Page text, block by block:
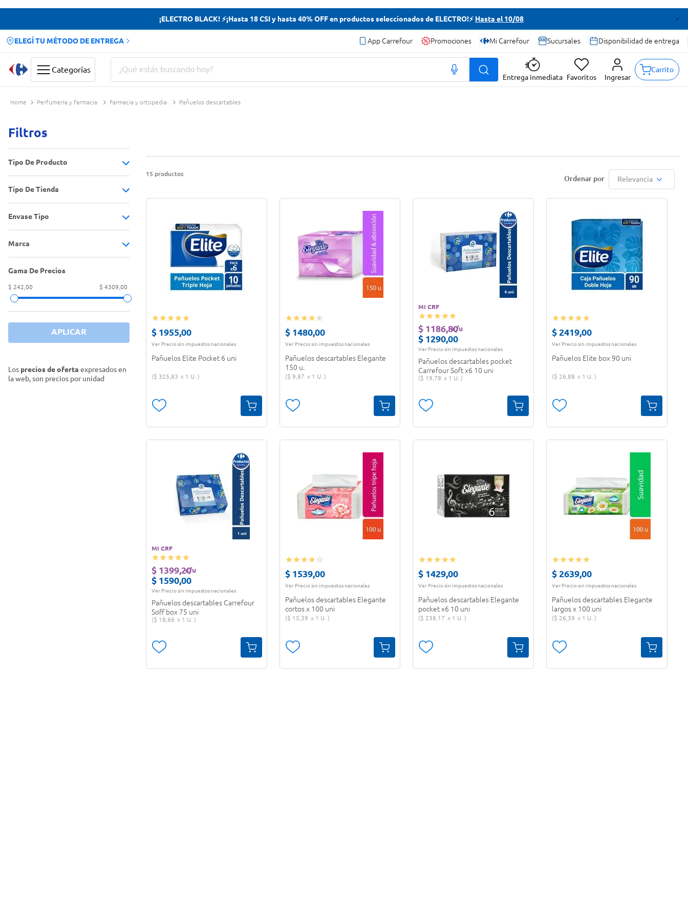
¡ELECTRO BLACK! ⚡¡Hasta 18 CSI y hasta 40% OFF en productos seleccionados de ELECTRO!⚡ Hasta el 10/08
ELEGÍ TU MÉTODO DE ENTREGA App Carrefour Promociones Mi Carrefour Sucursales Disponibilidad de entrega
Categorías
¿Qué estás buscando hoy?
Entrega inmediata Favoritos Ingresar
Carrito
Perfumería y farmacia Farmacia y ortopedia Pañuelos descartables
Filtros
Tipo De Producto
Pañuelos descartables
Tipo De Tienda
Tienda Carrefour
Envase Tipo
FLOW PACK
(
CAJA
ENVOLTORIO ( 1)
Marca
Carrefour(7)
Elegante
Elite(4)
Gama De Precios
$ 242,00 $ 4309,00
APLICAR
Los precios de oferta expresados en
la web, son precios por unidad
15 productos
Relevancia
$ 1955,00
Ver Precio sin impuestos nacionales
Pañuelos Elite Pocket 6 uni
$ 325,83 1 U.
$ 1480,00
Ver Precio sin impuestos nacionales
Pañuelos descartables Elegante
150 u.
$ 9,87 1 U.
MI CRF
$ 1186,80c/u
$ 1290,00
Ver Precio sin impuestos nacionales
Pañuelos descartables pocket
Carrefour Soft x6 10 uni
$ 19,78 1 U.
$2419,00
Ver Precio sin impuestos nacionales
Pañuelos Elite box 90 uni
$ 26,88 1 U.
MI CRF
$ 1399,20c/u
$ 1590,00
Ver Precio sin impuestos nacionales
Pañuelos descartables Carrefour
Soff box 75 uni
$ 18,66 1 U.
$ 1539,00
Ver Precio sin impuestos nacionales
Pañuelos descartables Elegante
cortos x 100 uni
$ 15,39 1 U.
$ 1429,00
Ver Precio sin impuestos nacionales
Pañuelos descartables Elegante
pocket x6 10 uni
$ 238,17 1 U.
$2639,00
Ver Precio sin impuestos nacionales
Pañuelos descartables Elegante
largos x 100 uni
$ 26,39 1 U.
Términos más buscados
Cerveza